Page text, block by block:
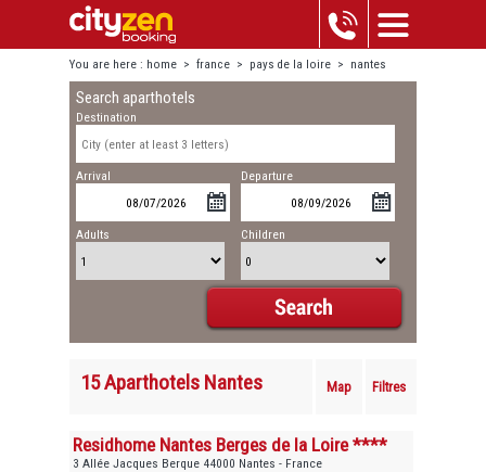
You are here : home > france > pays de la loire > nantes
Search aparthotels
Destination
Arrival Departure
Adults Children
15 Aparthotels Nantes Map Filtres
Residhome Nantes Berges de la Loire ****
3 Allée Jacques Berque 44000 Nantes - France